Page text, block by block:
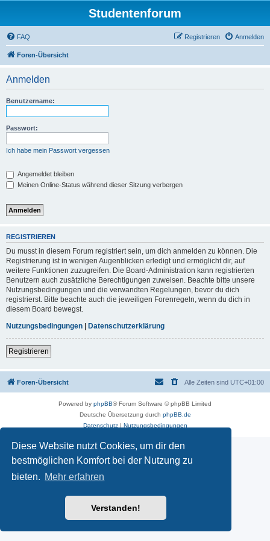
Diese Website nutzt Cookies, um dir den
bestmöglichen Komfort bei der Nutzung zu
bieten. Mehr erfahren
Verstanden!
Studentenforum
FAQ Anmelden
Registrieren
Foren-Übersicht
Anmelden
Benutzername:
Passwort:
Ich habe mein Passwort vergessen
Angemeldet bleiben
Meinen Online-Status während dieser Sitzung verbergen
REGISTRIEREN
Du musst in diesem Forum registriert sein, um dich anmelden zu können. Die
Registrierung ist in wenigen Augenblicken erledigt und ermöglicht dir, auf
weitere Funktionen zuzugreifen. Die Board-Administration kann registrierten
Benutzern auch zusätzliche Berechtigungen zuweisen. Beachte bitte unsere
Nutzungsbedingungen und die verwandten Regelungen, bevor du dich
registrierst. Bitte beachte auch die jeweiligen Forenregeln, wenn du dich in
diesem Board bewegst.
Nutzungsbedingungen | Datenschutzerklärung
Registrieren
Foren-Übersicht Alle Zeiten sind UTC+01:00
Powered by phpBB® Forum Software © phpBB Limited
Deutsche Übersetzung durch phpBB.de
Datenschutz| Nutzungsbedingungen